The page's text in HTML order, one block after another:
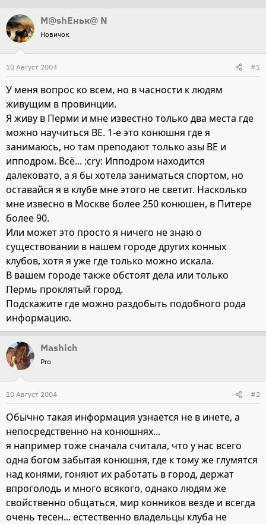
т
о
р
т
е
а
М@shEньк@ N
Новичок
10 Август 2004 #1
У меня вопрос ко всем, но в часности к людям
живущим в провинции.
Я живу в Перми и мне известно только два места где
можно научиться ВЕ. 1-е это конюшня где я
занимаюсь, но там преподают только азы ВЕ и
ипподром. Всё... :cry: Ипподром находится
далековато, а я бы хотела заниматься спортом, но
оставайся я в клубе мне этого не светит. Насколько
мне извесно в Москве более 250 конюшен, в Питере
более 90.
Или может это просто я ничего не знаю о
существовании в нашем городе других конных
клубов, хотя я уже где только можно искала.
В вашем городе также обстоят дела или только
Пермь проклятый город.
Подскажите где можно раздобыть подобного рода
информацию.
Mashich
Pro
10 Август 2004 #2
Обычно такая информация узнается не в инете, а
непосредственно на конюшнях...
я например тоже сначала считала, что у нас всего
одна богом забытая конюшня, где к тому же глумятся
над конями, гоняют их работать в город, держат
впроголодь и много всякого, однако людям же
свойственно общаться, мир конников везде и всегда
очень тесен... естественно владельцы клуба не